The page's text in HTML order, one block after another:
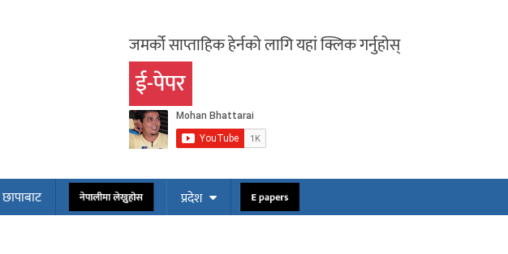
जमर्को साप्ताहिक हेर्नको लागि यहां क्लिक गर्नुहोस्
ई-पेपर
छापाबाट नेपालीमा लेख्नुहोस प्रदेश E papers